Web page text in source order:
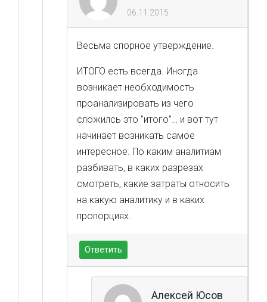
06.11.2015
Весьма спорное утверждение.
ИТОГО есть всегда. Иногда
возникает необходимость
проанализировать из чего
сложилсь это "итого"… и вот тут
начинает возникать самое
интересное. По каким аналитиам
разбивать, в каких разрезах
смотреть, какие затраты относить
на какую аналитику и в каких
пропорциях.
Ответить
Алексей Юсов